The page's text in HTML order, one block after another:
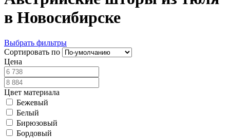
в Новосибирске
Выбрать фильтры
Сортировать по
Цена
Цвет материала
Бежевый
Белый
Бирюзовый
Бордовый